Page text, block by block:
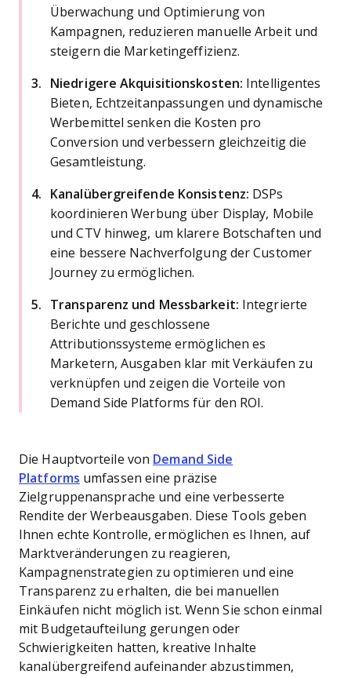
Überwachung und Optimierung von
Kampagnen, reduzieren manuelle Arbeit und
steigern die Marketingeffizienz.
Niedrigere Akquisitionskosten:
Intelligentes
Bieten, Echtzeitanpassungen und dynamische
Werbemittel senken die Kosten pro
Conversion und verbessern gleichzeitig die
Gesamtleistung.
Kanalübergreifende Konsistenz: DSPs
koordinieren Werbung über Display, Mobile
und CTV hinweg, um klarere Botschaften und
eine bessere Nachverfolgung der Customer
Journey zu ermöglichen.
Transparenz und Messbarkeit:
Integrierte
Berichte und geschlossene
Attributionssysteme ermöglichen es
Marketern, Ausgaben klar mit Verkäufen zu
verknüpfen und zeigen die Vorteile von
Demand Side Platforms für den ROI.
Die Hauptvorteile von Demand Side
Platforms umfassen eine präzise
Zielgruppenansprache und eine verbesserte
Rendite der Werbeausgaben. Diese Tools geben
Ihnen echte Kontrolle, ermöglichen es Ihnen, auf
Marktveränderungen zu reagieren,
Kampagnenstrategien zu optimieren und eine
Transparenz zu erhalten, die bei manuellen
Einkäufen nicht möglich ist. Wenn Sie schon einmal
mit Budgetaufteilung gerungen oder
Schwierigkeiten hatten, kreative Inhalte
kanalübergreifend aufeinander abzustimmen,